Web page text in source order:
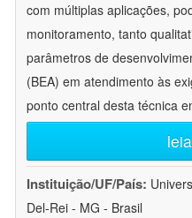
com múltiplas aplicações,
monitoramento, tanto
parâmetros de
(BEA) em atendimento às
ponto central desta técnica
Instituição/UF/País:
Del-Rei - MG - Brasil